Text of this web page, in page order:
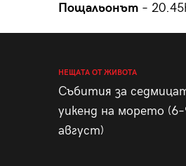
Пощальонът–
НЕЩАТА ОТ ЖИВОТА
Събития за
уикенд на морето
август)